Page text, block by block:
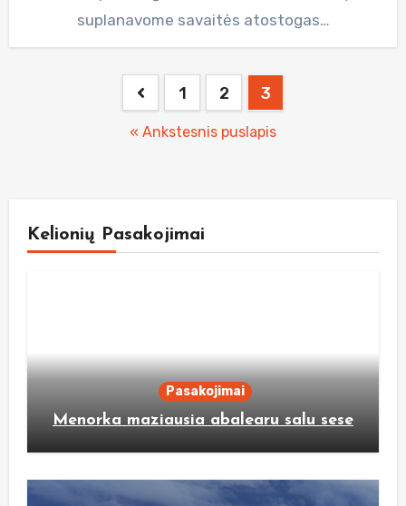
suplanavome savaitės atostogas…
pagination
1 2 3
« Ankstesnis puslapis
Kelionių Pasakojimai
Pasakojimai
Menorka maziausia abalearu salu sese